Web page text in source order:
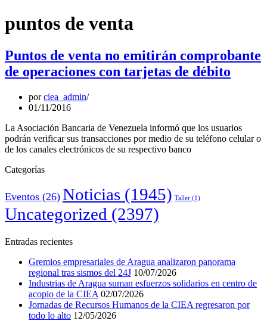
puntos de venta
Puntos de venta no emitirán comprobante
de operaciones con tarjetas de débito
porciea_admin
01/11/2016
La Asociación Bancaria de Venezuela informó que los usuarios
podrán verificar sus transacciones por medio de su teléfono celular o
de los canales electrónicos de su respectivo banco
Categorías
Eventos (26) Noticias (1945) Taller (1)
Uncategorized (2397)
Entradas recientes
Gremios empresariales de Aragua analizaron panorama
regional tras sismos del 24J 10/07/2026
Industrias de Aragua suman esfuerzos solidarios en centro de
acopio de la CIEA 02/07/2026
Jornadas de Recursos Humanos de la CIEA regresaron por
todo lo alto 12/05/2026